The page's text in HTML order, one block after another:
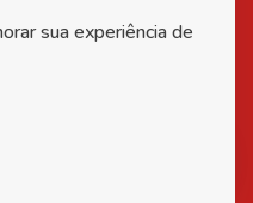
dos Inventores -
reservados.
sua experiência de